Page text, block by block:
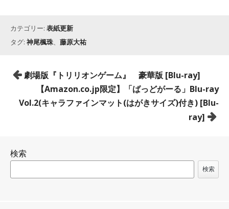
カテゴリー: 表紙更新
タグ: 神尾楓珠 藤原大祐
投
ナ
シ
劇場版『トリリオンゲーム』 豪華版 [Blu-ray]
【Amazon.co.jp限定】「ばっどがーる」Blu-ray
Vol.2(キャラファインマット(はがきサイズ)付き) [Blu-
ray]
検索
検索